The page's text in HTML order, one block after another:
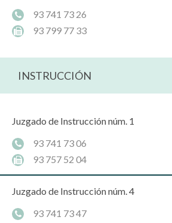
93 741 73 26
93 799 77 33
INSTRUCCIÓN
Juzgado de Instrucción núm. 1
93 741 73 06
93 757 52 04
Juzgado de Instrucción núm. 4
93 741 73 47